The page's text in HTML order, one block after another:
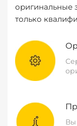
оригинальные
только
Вы